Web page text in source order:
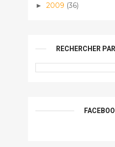
► 2009 (36)
RECHERCHER